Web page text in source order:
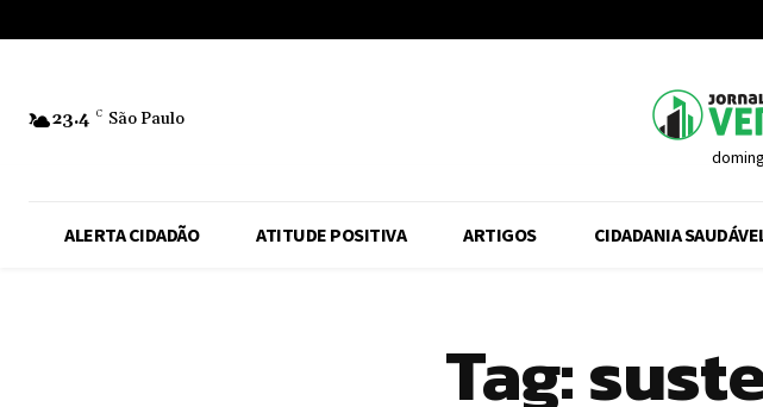
23.4 C São Paulo
ALERTA CIDADÃO ATITUDE POSITIVA ARTIGOS CIDADANIA
Tag: